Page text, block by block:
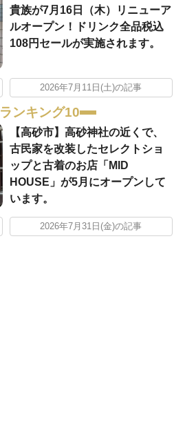
貴族が7月16日（木）リニューア
ルオープン！ドリンク全品税込
108円セールが実施されます。
2026年7月11日(土)の記事
ランキング10
【高砂市】高砂神社の近くで、
古民家を改装したセレクトショ
ップと古着のお店「MID
HOUSE」が5月にオープンして
います。
2026年7月31日(金)の記事